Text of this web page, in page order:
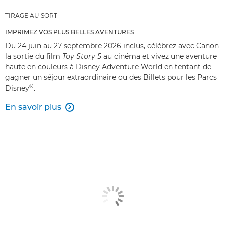
TIRAGE AU SORT
IMPRIMEZ VOS PLUS BELLES AVENTURES
Du 24 juin au 27 septembre 2026 inclus, célébrez avec Canon
la sortie du film Toy Story 5 au cinéma et vivez une aventure
haute en couleurs à Disney Adventure World en tentant de
gagner un séjour extraordinaire ou des Billets pour les Parcs
Disney®.
En savoir plus 